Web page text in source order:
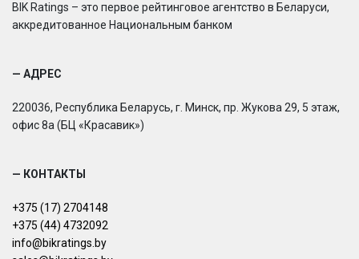
BIK Ratings – это первое рейтинговое агентство в Беларуси,
аккредитованное Национальным банком
— АДРЕС
220036, Республика Беларусь, г. Минск, пр. Жукова 29, 5 этаж,
офис 8а (БЦ «Красавик»)
— КОНТАКТЫ
+375 (17) 2704148
+375 (44) 4732092
info@bikratings.by